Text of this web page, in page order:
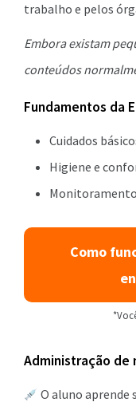
trabalho e pelos
Embora existam
conteúdos
Fundamentos da
Cuidados
Higiene e
Como
Administração de
O aluno aprende